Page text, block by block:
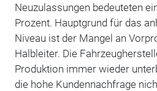
Neuzulassungen bedeuteten
Prozent. Hauptgrund für das
Niveau ist der Mangel an
Halbleiter. Die
Produktion immer wieder
die hohe Kundennachfrage